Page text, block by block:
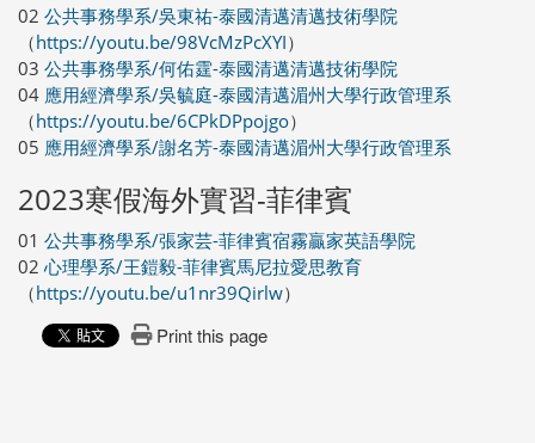
02 公共事務學系/吳東祐-泰國清邁清邁技術學院
（https://youtu.be/98VcMzPcXYI）
03 公共事務學系/何佑霆-泰國清邁清邁技術學院
04 應用經濟學系/吳毓庭-泰國清邁湄州大學行政管理系
（https://youtu.be/6CPkDPpojgo）
05 應用經濟學系/謝名芳-泰國清邁湄州大學行政管理系
2023寒假海外實習-菲律賓
01 公共事務學系/張家芸-菲律賓宿霧贏家英語學院
02 心理學系/王鎧毅-菲律賓馬尼拉愛思教育
（https://youtu.be/u1nr39Qirlw）
Print this page